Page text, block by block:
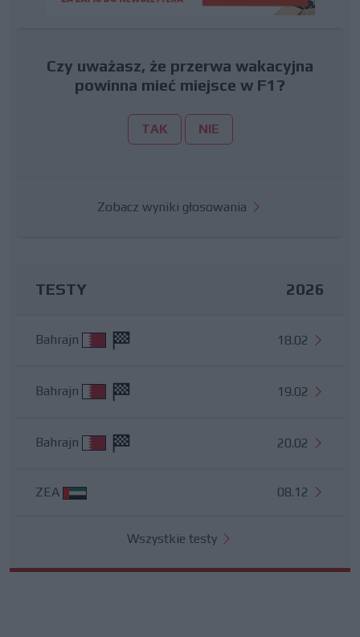
Czy uważasz, że przerwa wakacyjna
powinna mieć miejsce w F1?
TAK NIE
Zobacz wyniki głosowania
TESTY 2026
Bahrajn 18.02
Bahrajn 19.02
Bahrajn 20.02
ZEA 08.12
Wszystkie testy